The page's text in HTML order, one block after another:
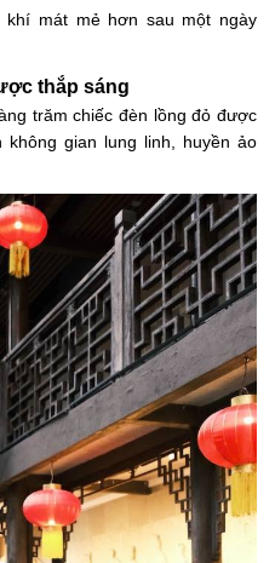
mát mẻ hơn sau một ngày
thắp sáng
trăm chiếc đèn lồng đỏ được
gian lung linh, huyền ảo